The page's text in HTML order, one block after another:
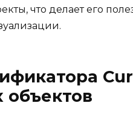
что делает его
объектов